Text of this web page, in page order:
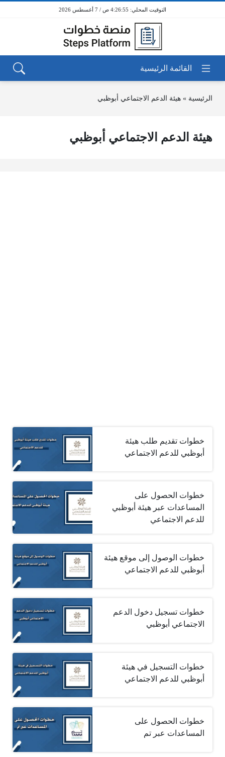
4:26:55 ص / 7 أغسطس 2026
الرئيسية » هيئة الدعم الاجتماعي أبوظبي
هيئة الدعم الاجتماعي أبوظبي
خطوات تقديم طلب هيئة
أبوظبي للدعم الاجتماعي
خطوات الحصول على
المساعدات عبر هيئة أبوظبي
للدعم الاجتماعي
خطوات الوصول إلى موقع هيئة
أبوظبي للدعم الاجتماعي
خطوات تسجيل دخول الدعم
الاجتماعي أبوظبي
خطوات التسجيل في هيئة
أبوظبي للدعم الاجتماعي
خطوات الحصول على
المساعدات عبر تم